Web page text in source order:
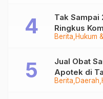
Berita Hukum
Tak Sampai
Ringkus
Tungkal
Berita Daerah
Jual Obat
Apotek di